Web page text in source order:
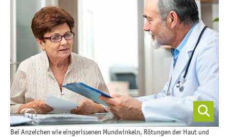
Bei Anzeichen wie eingerissenen Mundwinkeln, Rötungen der Haut und